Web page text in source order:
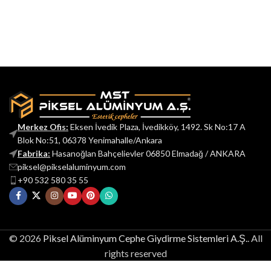
Merkez Ofis: Eksen İvedik Plaza, İvedikköy, 1492. Sk No:17 A
Blok No:51, 06378 Yenimahalle/Ankara
Fabrika: Hasanoğlan Bahçelievler 06850 Elmadağ / ANKARA
piksel@pikselaluminyum.com
+90 532 580 35 55
© 2026 Piksel Alüminyum Cephe Giydirme Sistemleri A.Ş. . All
rights reserved